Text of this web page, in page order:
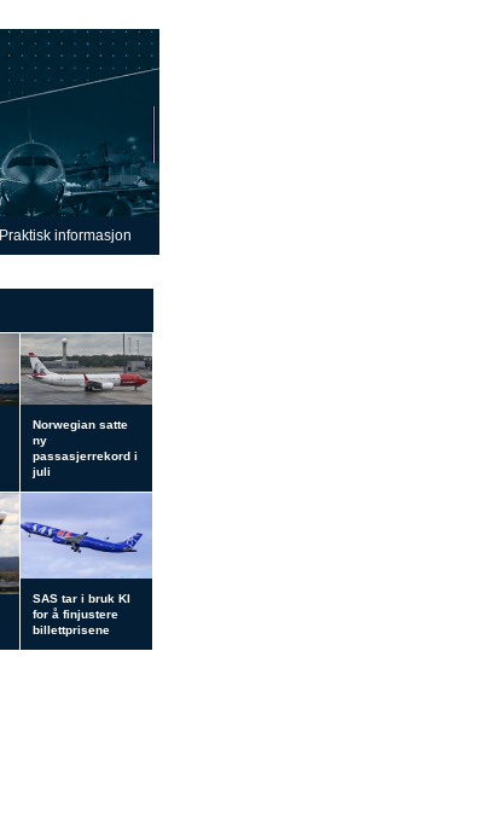
Praktisk informasjon
Norwegian satte
ny
passasjerrekord i
juli
SAS tar i bruk KI
for å finjustere
billettprisene